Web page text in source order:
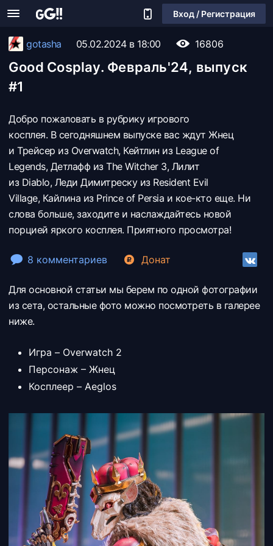
Вход / Регистрация
gotasha 05.02.2024 в 18:00 16806
Good Cosplay. Февраль'24, выпуск
#1
Добро пожаловать в рубрику игрового
косплея. В сегодняшнем выпуске вас ждут Жнец
и Трейсер из Overwatch, Кейтлин из League of
Legends, Детлафф из The Witcher 3, Лилит
из Diablo, Леди Димитреску из Resident Evil
Village, Кайлина из Prince of Persia и кое-кто еще. Ни
слова больше, заходите и наслаждайтесь новой
порцией яркого косплея. Приятного просмотра!
8 комментариев Донат
Для основной статьи мы берем по одной фотографии
из сета, остальные фото можно посмотреть в галерее
ниже.
Игра – Overwatch 2
Персонаж – Жнец
Косплеер – Aeglos